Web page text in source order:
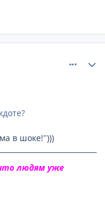
в шоке!")))
людям уже